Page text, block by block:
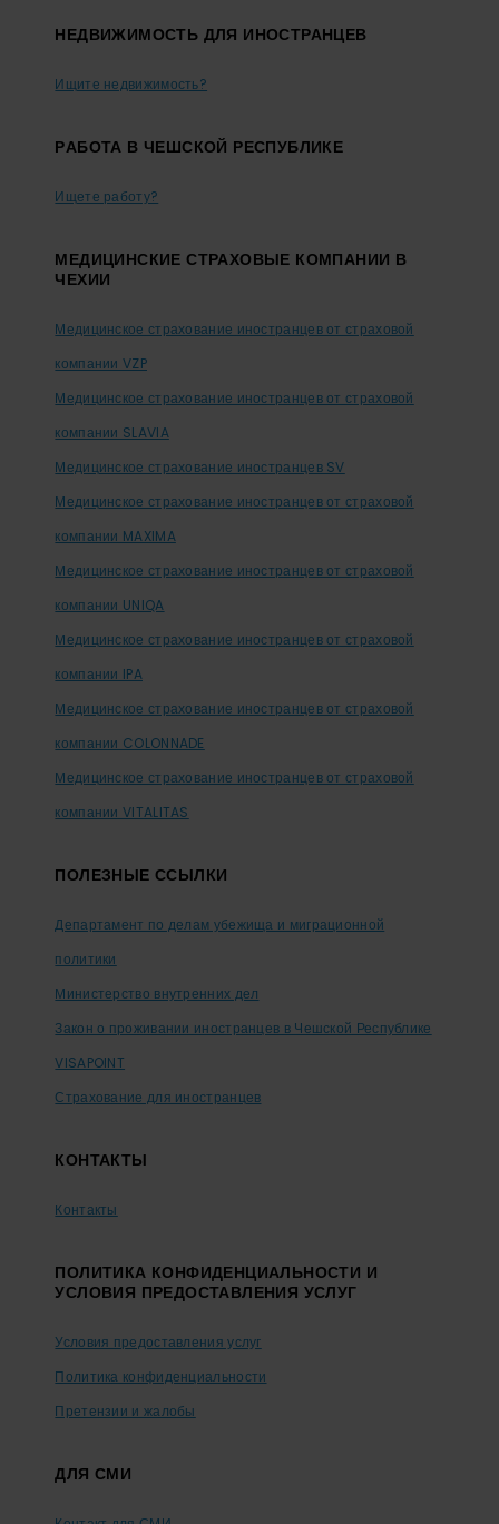
НЕДВИЖИМОСТЬ ДЛЯ ИНОСТРАНЦЕВ
Ищите недвижимость?
PАБОТА В ЧЕШСКОЙ РЕСПУБЛИКЕ
Ищете работу?
МЕДИЦИНСКИЕ СТРАХОВЫЕ КОМПАНИИ В
ЧЕХИИ
Медицинское страхование иностранцев от страховой
компании VZP
Медицинское страхование иностранцев от страховой
компании SLAVIA
Медицинское страхование иностранцев SV
Медицинское страхование иностранцев от страховой
компании MAXIMA
Медицинское страхование иностранцев от страховой
компании UNIQA
Медицинское страхование иностранцев от страховой
компании IPA
Медицинское страхование иностранцев от страховой
компании COLONNADE
Медицинское страхование иностранцев от страховой
компании VITALITAS
ПОЛЕЗНЫЕ ССЫЛКИ
Департамент по делам убежища и миграционной
политики
Министерство внутренних дел
Закон о проживании иностранцев в Чешской Республике
VISAPOINT
Страхование для иностранцев
КОНТАКТЫ
Контакты
ПОЛИТИКА КОНФИДЕНЦИАЛЬНОСТИ И
УСЛОВИЯ ПРЕДОСТАВЛЕНИЯ УСЛУГ
Условия предоставления услуг
Политика конфиденциальности
Претензии и жалобы
ДЛЯ СМИ